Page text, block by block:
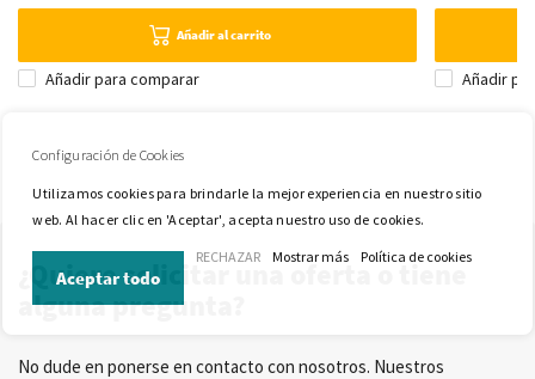
Añadir al carrito
Añadir para comparar Añadir
¿Quiere solicitar una oferta o tiene
alguna pregunta?
No dude en ponerse en contacto con nosotros. Nuestros
Configuración de Cookies
Utilizamos cookies para brindarle la mejor experiencia en nuestro sitio
web. Al hacer clic en 'Aceptar', acepta nuestro uso de cookies.
Aceptar todo
RECHAZAR Mostrar más Política de cookies